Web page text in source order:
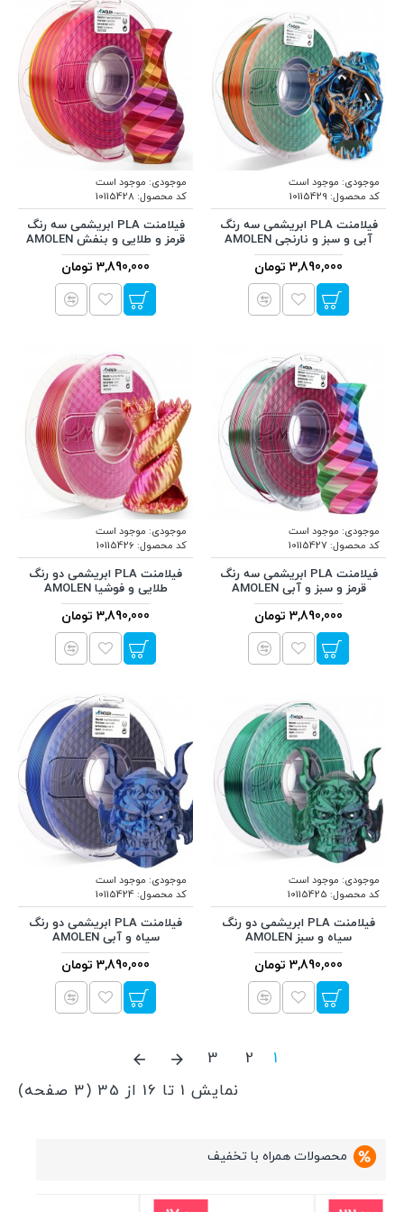
موجودی: موجود است
کد محصول: 10115429
فیلامنت PLA ابریشمی سه رنگ
آبی و سبز و نارنجی AMOLEN
3,890,000 تومان
موجودی: موجود است
کد محصول:10115428
فیلامنت PLA ابریشمی سه رنگ
قرمز و طلایی و بنفش AMOLEN
3,890,000 تومان
موجودی: موجود است
کد محصول:10115427
فیلامنت PLA ابریشمی سه رنگ
قرمز و سبز و آبی AMOLEN
3,890,000 تومان
موجودی: موجود است
کد محصول: 10115426
فیلامنت PLA ابریشمی دو رنگ
طلایی و فوشیا AMOLEN
3,890,000 تومان
موجودی: موجود است
کد محصول: 10115425
فیلامنت PLA ابریشمی دو رنگ
سیاه و سبز AMOLEN
3,890,000 تومان
موجودی: موجود است
کد محصول:10115424
فیلامنت PLA ابریشمی دو رنگ
سیاه و آبی AMOLEN
3,890,000 تومان
1
2
3
نمایش 1 تا 16 از 35 (3 صفحه)
محصولات همراه با تخفیف